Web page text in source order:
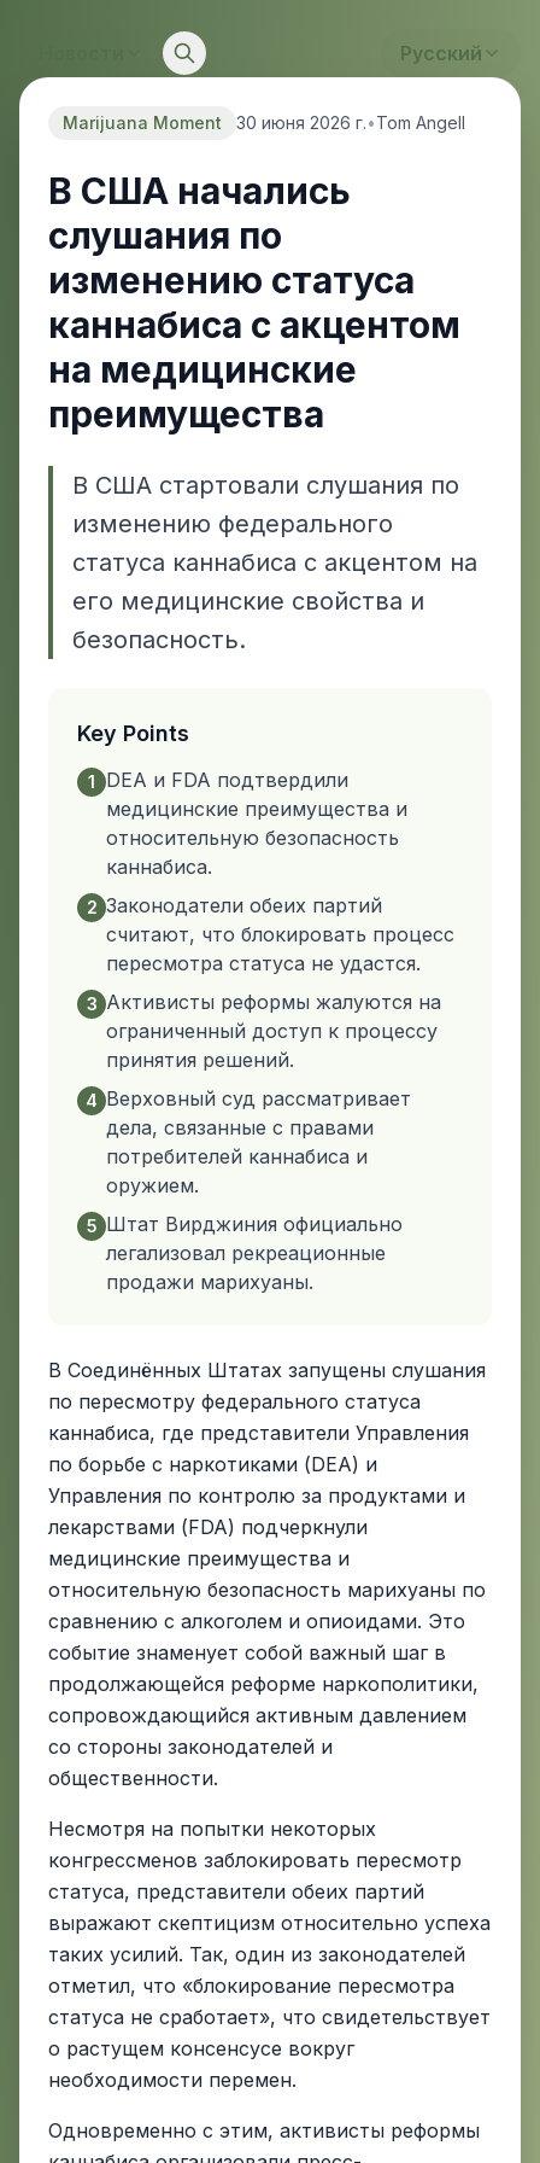
Русский
Marijuana Moment 30 июня 2026 г.•Tom Angell
В США начались
слушания по
изменению статуса
каннабиса с акцентом
на медицинские
преимущества
В США стартовали слушания по
изменению федерального
статуса каннабиса с акцентом на
его медицинские свойства и
безопасность.
Key Points
1
DEA и FDA подтвердили
медицинские преимущества и
относительную безопасность
каннабиса.
2 Законодатели обеих партий
считают, что блокировать процесс
пересмотра статуса не удастся.
3 Активисты реформы жалуются на
ограниченный доступ к процессу
принятия решений.
4 Верховный суд рассматривает
дела, связанные с правами
потребителей каннабиса и
оружием.
5 Штат Вирджиния официально
легализовал рекреационные
продажи марихуаны.
В Соединённых Штатах запущены слушания
по пересмотру федерального статуса
каннабиса, где представители Управления
по борьбе с наркотиками (DEA) и
Управления по контролю за продуктами и
лекарствами (FDA) подчеркнули
медицинские преимущества и
относительную безопасность марихуаны по
сравнению с алкоголем и опиоидами. Это
событие знаменует собой важный шаг в
продолжающейся реформе наркополитики,
сопровождающийся активным давлением
со стороны законодателей и
общественности.
Несмотря на попытки некоторых
конгрессменов заблокировать пересмотр
статуса, представители обеих партий
выражают скептицизм относительно успеха
таких усилий. Так, один из законодателей
отметил, что «блокирование пересмотра
статуса не сработает», что свидетельствует
о растущем консенсусе вокруг
необходимости перемен.
Одновременно с этим, активисты реформы